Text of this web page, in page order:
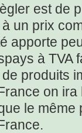
est de
un prix
apporte
à TVA
produits
on
le